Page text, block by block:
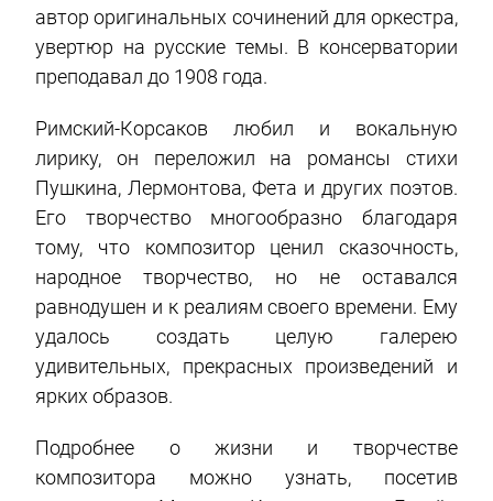
автор оригинальных сочинений для оркестра,
увертюр на русские темы. В консерватории
преподавал до 1908 года.
Римский-Корсаков любил и вокальную
лирику, он переложил на романсы стихи
Пушкина, Лермонтова, Фета и других поэтов.
Его творчество многообразно благодаря
тому, что композитор ценил сказочность,
народное творчество, но не оставался
равнодушен и к реалиям своего времени. Ему
удалось создать целую галерею
удивительных, прекрасных произведений и
ярких образов.
Подробнее о жизни и творчестве
композитора можно узнать, посетив